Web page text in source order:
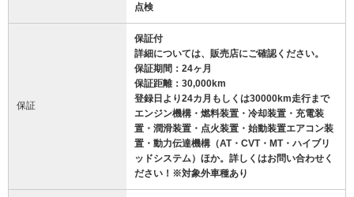
点検
保証
保証付
詳細については、販売店にご確認ください。
保証期間：24ヶ月
保証距離：30,000km
登録日より24カ月もしくは30000km走行まで
エンジン機構・燃料装置・冷却装置・充電装
置・潤滑装置・点火装置・始動装置エアコン装
置・動力伝達機構（AT・CVT・MT・ハイブリ
ッドシステム）ほか。詳しくはお問い合わせく
ださい！※対象外車種あり